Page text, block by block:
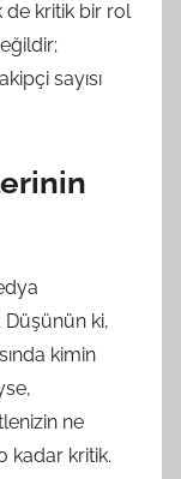
kritik bir rol
sayısı
Düşünün ki,
kimin
ne
kadar kritik.